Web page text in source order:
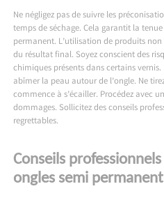
Ne négligez pas de suivre les
temps de séchage. Cela garantit la
permanent. L’utilisation de produits
du résultat final. Soyez conscient des
chimiques présents dans certains
abîmer la peau autour de l’ongle. Ne
commence à s’écailler. Procédez avec
dommages. Sollicitez des conseils
regrettables.
Conseils
ongles semi permanent